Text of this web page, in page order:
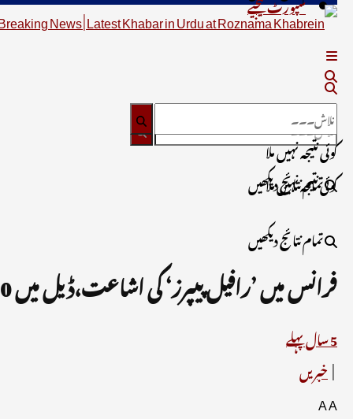
کوئی نتیجہ نہیں ملا
تمام نتائج دیکھیں
کوئی نتیجہ نہیں ملا
تمام نتائج دیکھیں
فرانس میں ’رافیل پیپرز‘ کی اشاعت،ڈیل میں 10 لاکھ یورو دلالی دینے کادعویٰ!
5 سال پہلے
خبریں
AA